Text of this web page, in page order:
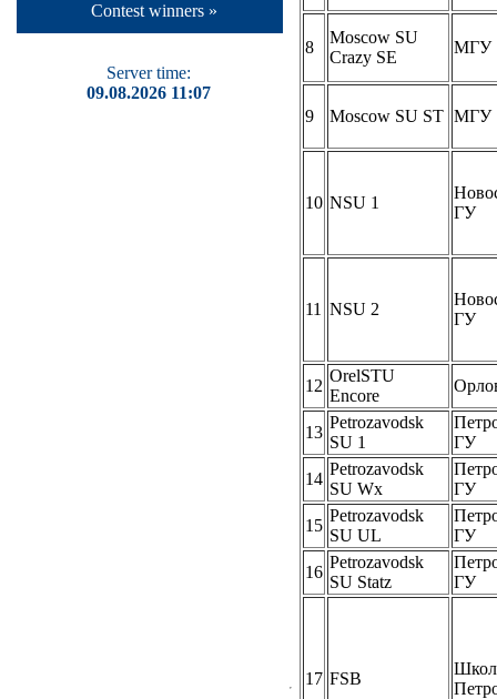
Contest winners »
Server time:
09.08.2026 11:07
8
Moscow SU
Crazy SE
МГУ
9 Moscow SU ST МГУ
10 NSU 1
ГУ
11 NSU 2
ГУ
12
OrelSTU
Encore
13
Petrozavodsk
SU 1
ГУ
14
Petrozavodsk
SU Wx
ГУ
15
Petrozavodsk
SU UL
ГУ
16
Petrozavodsk
SU Statz
ГУ
17 FSB